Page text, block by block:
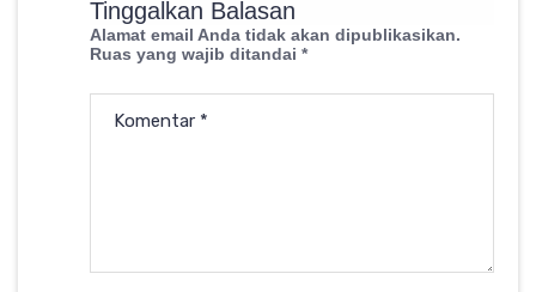
Tinggalkan Balasan
Alamat email Anda tidak akan dipublikasikan.
Ruas yang wajib ditandai *
Komentar *